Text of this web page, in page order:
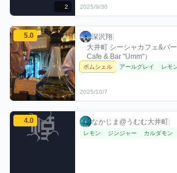
2 2025/9/30
深沢翔のボムシェルミックスを見る
5.0 深沢翔 / お店シーシャ /
深沢翔
大井町 シーシャカフェ&バ
Cafe & Bar "Umm"）
利用フレーバー
ボムシェル アールグレイ レモ
評価
2025/10/7
なかじま@うむむ大井町のボムシェル
4.0 なかじま@うむむ大井
なかじま@うむむ大井町
利用フレーバー
レモン ジンジャー カルダモン
評価